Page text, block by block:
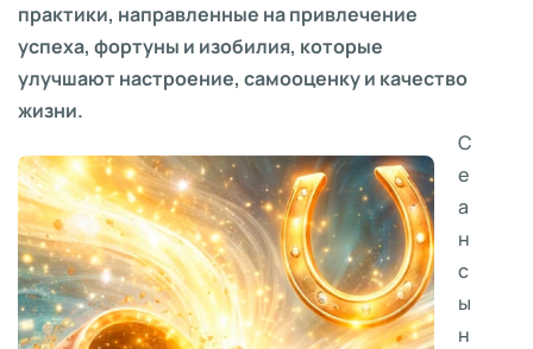
практики, направленные на привлечение
успеха, фортуны и изобилия, которые
улучшают настроение, самооценку и качество
жизни.
С
е
а
н
с
ы
н